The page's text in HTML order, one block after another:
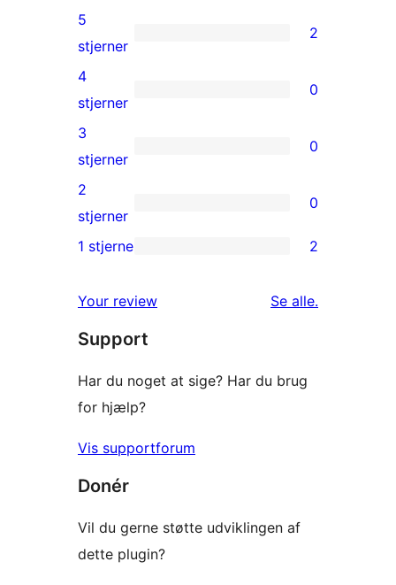
2
5-
stjernet
anmeldelser
5
stjerner
2
0
4-
stjernet
anmeldelser
4
stjerner
0
0
3-
stjernet
anmeldelser
3
stjerner
0
0
2-
anmeldelser
2
stjerner
0
stjernet
anmeldelser
1 stjerne 2
Your review Se alleanmeldelser
.
Support
Har du noget at sige? Har du brug
for hjælp?
Vis supportforum
Donér
Vil du gerne støtte udviklingen af
dette plugin?